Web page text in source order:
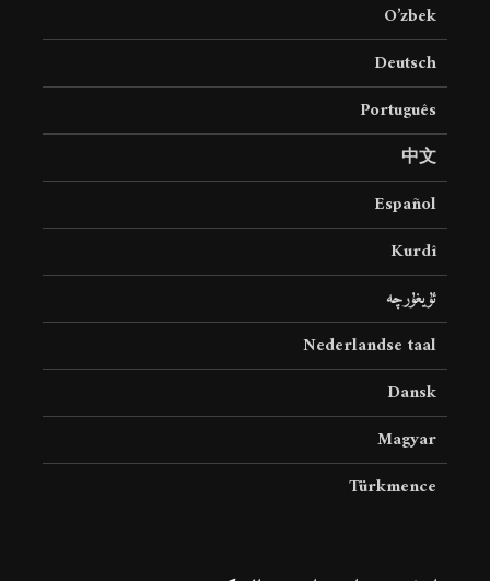
O’zbek
Deutsch
Português
中文
Español
Kurdî
ئۇيغۇرچە
Nederlandse taal
Dansk
Magyar
Türkmence